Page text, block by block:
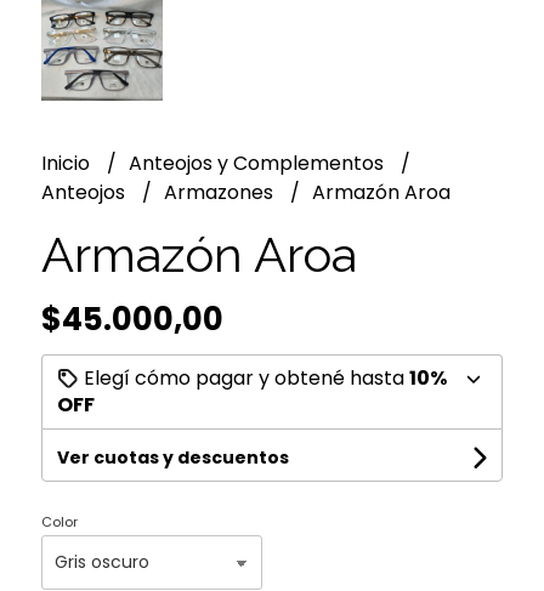
Inicio
Anteojos y Complementos
Anteojos
Armazones Armazón Aroa
Armazón Aroa
$45.000,00
Elegí cómo pagar y obtené hasta10%
OFF
Ver cuotas y descuentos
Color